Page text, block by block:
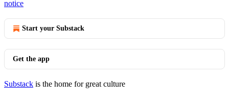
notice
Start your Substack
Get the app
Substack is the home for great culture